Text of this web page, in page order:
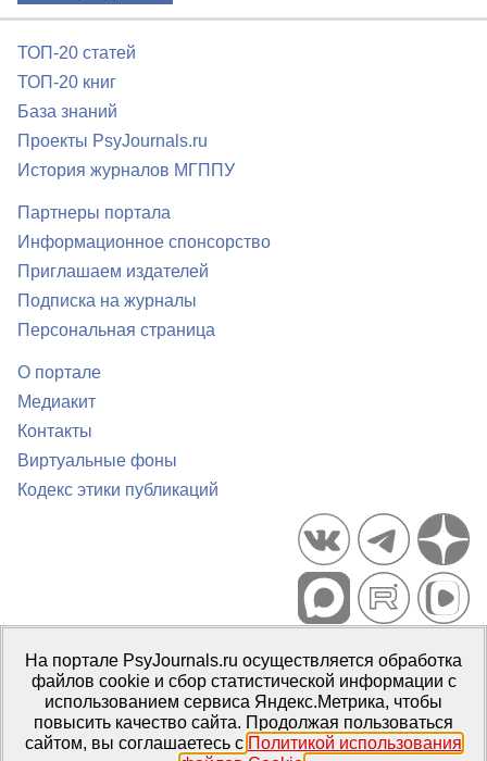
ТОП-20 статей
ТОП-20 книг
База знаний
Проекты PsyJournals.ru
История журналов МГППУ
Партнеры портала
Информационное спонсорство
Приглашаем издателей
Подписка на журналы
Персональная страница
О портале
Медиакит
Контакты
Виртуальные фоны
Кодекс этики публикаций
Портал психологических изданий PsyJournals.ru, 2007–2026
Правила использования материалов
Свидетельство регистрации СМИЭл № ФС77-66447 от 14 июля
2016 г.
Издатель: ФГБОУ ВО МГППУ
На портале PsyJournals.ru осуществляется обработка
файлов cookie и сбор статистической информации с
использованием сервиса Яндекс.Метрика, чтобы
повысить качество сайта. Продолжая пользоваться
сайтом, вы соглашаетесь с Политикой использования